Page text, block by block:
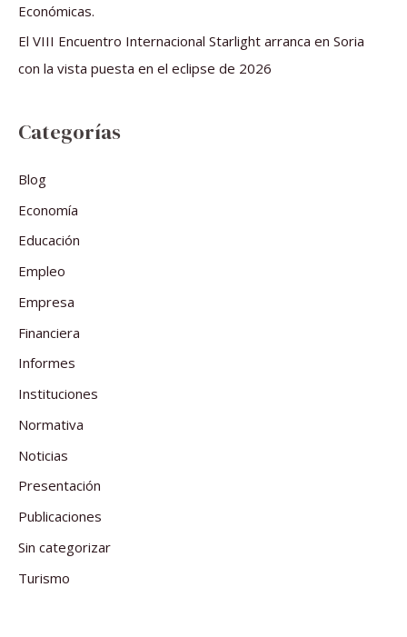
Económicas.
El VIII Encuentro Internacional Starlight arranca en Soria
con la vista puesta en el eclipse de 2026
Categorías
Blog
Economía
Educación
Empleo
Empresa
Financiera
Informes
Instituciones
Normativa
Noticias
Presentación
Publicaciones
Sin categorizar
Turismo